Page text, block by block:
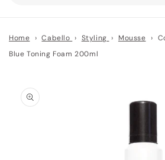
Home › Cabello › Styling › Mousse ›
Blue Toning Foam 200ml
información